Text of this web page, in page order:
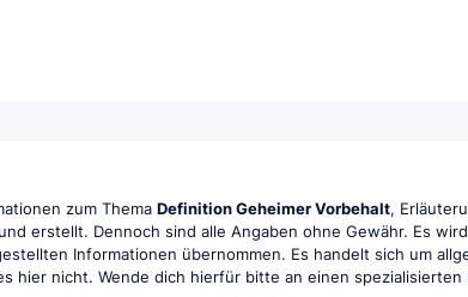
zum ThemaDefinition Geheimer Vorbehalt,
erstellt. Dennoch sind alle Angaben ohne Gewähr. Es
Informationen übernommen. Es handelt sich um
hier nicht. Wende dich hierfür bitte an einen spezialisierten